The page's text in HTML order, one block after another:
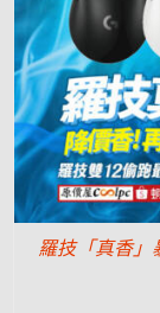
羅技「真香」